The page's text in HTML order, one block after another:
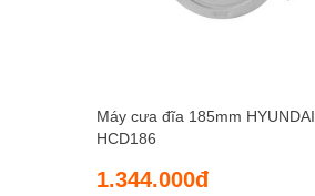
Máy cưa đĩa 185mm HYUNDAI
HCD186
1.344.000đ